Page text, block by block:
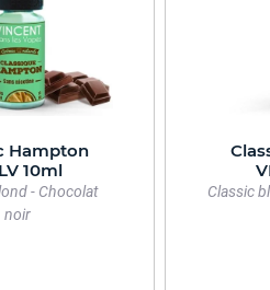
Hampton
10ml
- Chocolat
noir
Classic